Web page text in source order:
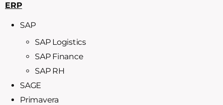
ERP
SAP
SAP Logistics
SAP Finance
SAP RH
SAGE
Primavera